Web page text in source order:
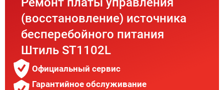
(восстановление) источника
бесперебойного питания
Штиль ST1102L
Официальный сервис
Гарантийное обслуживание